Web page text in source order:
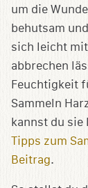
um die
behutsam
sich leicht
abbrechen
Feuchtigkeit
Sammeln
kannst du
Tipps zum
Beitrag.